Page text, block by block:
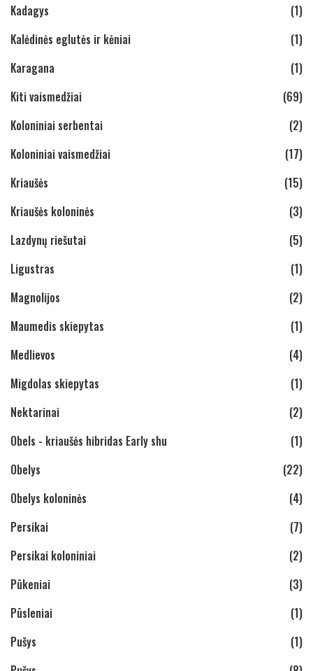
Kadagys
(1)
Kalėdinės eglutės ir kėniai
(1)
Karagana
(1)
Kiti vaismedžiai
(69)
Koloniniai serbentai
(2)
Koloniniai vaismedžiai
(17)
Kriaušės
(15)
Kriaušės koloninės
(3)
Lazdynų riešutai
(5)
Ligustras
(1)
Magnolijos
(2)
Maumedis skiepytas
(1)
Medlievos
(4)
Migdolas skiepytas
(1)
Nektarinai
(2)
Obels - kriaušės hibridas Early shu
(1)
Obelys
(22)
Obelys koloninės
(4)
Persikai
(7)
Persikai koloniniai
(2)
Pūkeniai
(3)
Pūsleniai
(1)
Pušys
(1)